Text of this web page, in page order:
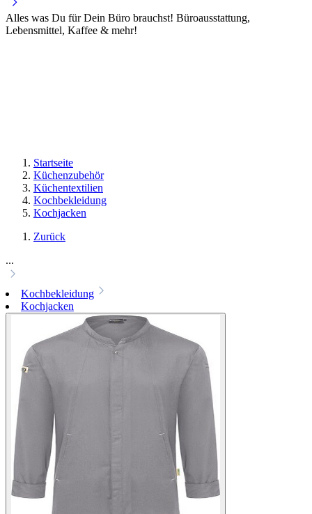
Alles was Du für Dein Büro brauchst! Büroausstattung,
Lebensmittel, Kaffee & mehr!
Startseite
Küchenzubehör
Küchentextilien
Kochbekleidung
Kochjacken
Zurück
...
Kochbekleidung
Kochjacken